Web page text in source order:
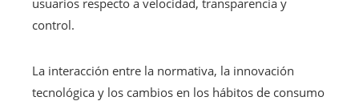
usuarios respecto a velocidad, transparencia y
control.
La interacción entre la normativa, la innovación
tecnológica y los cambios en los hábitos de consumo